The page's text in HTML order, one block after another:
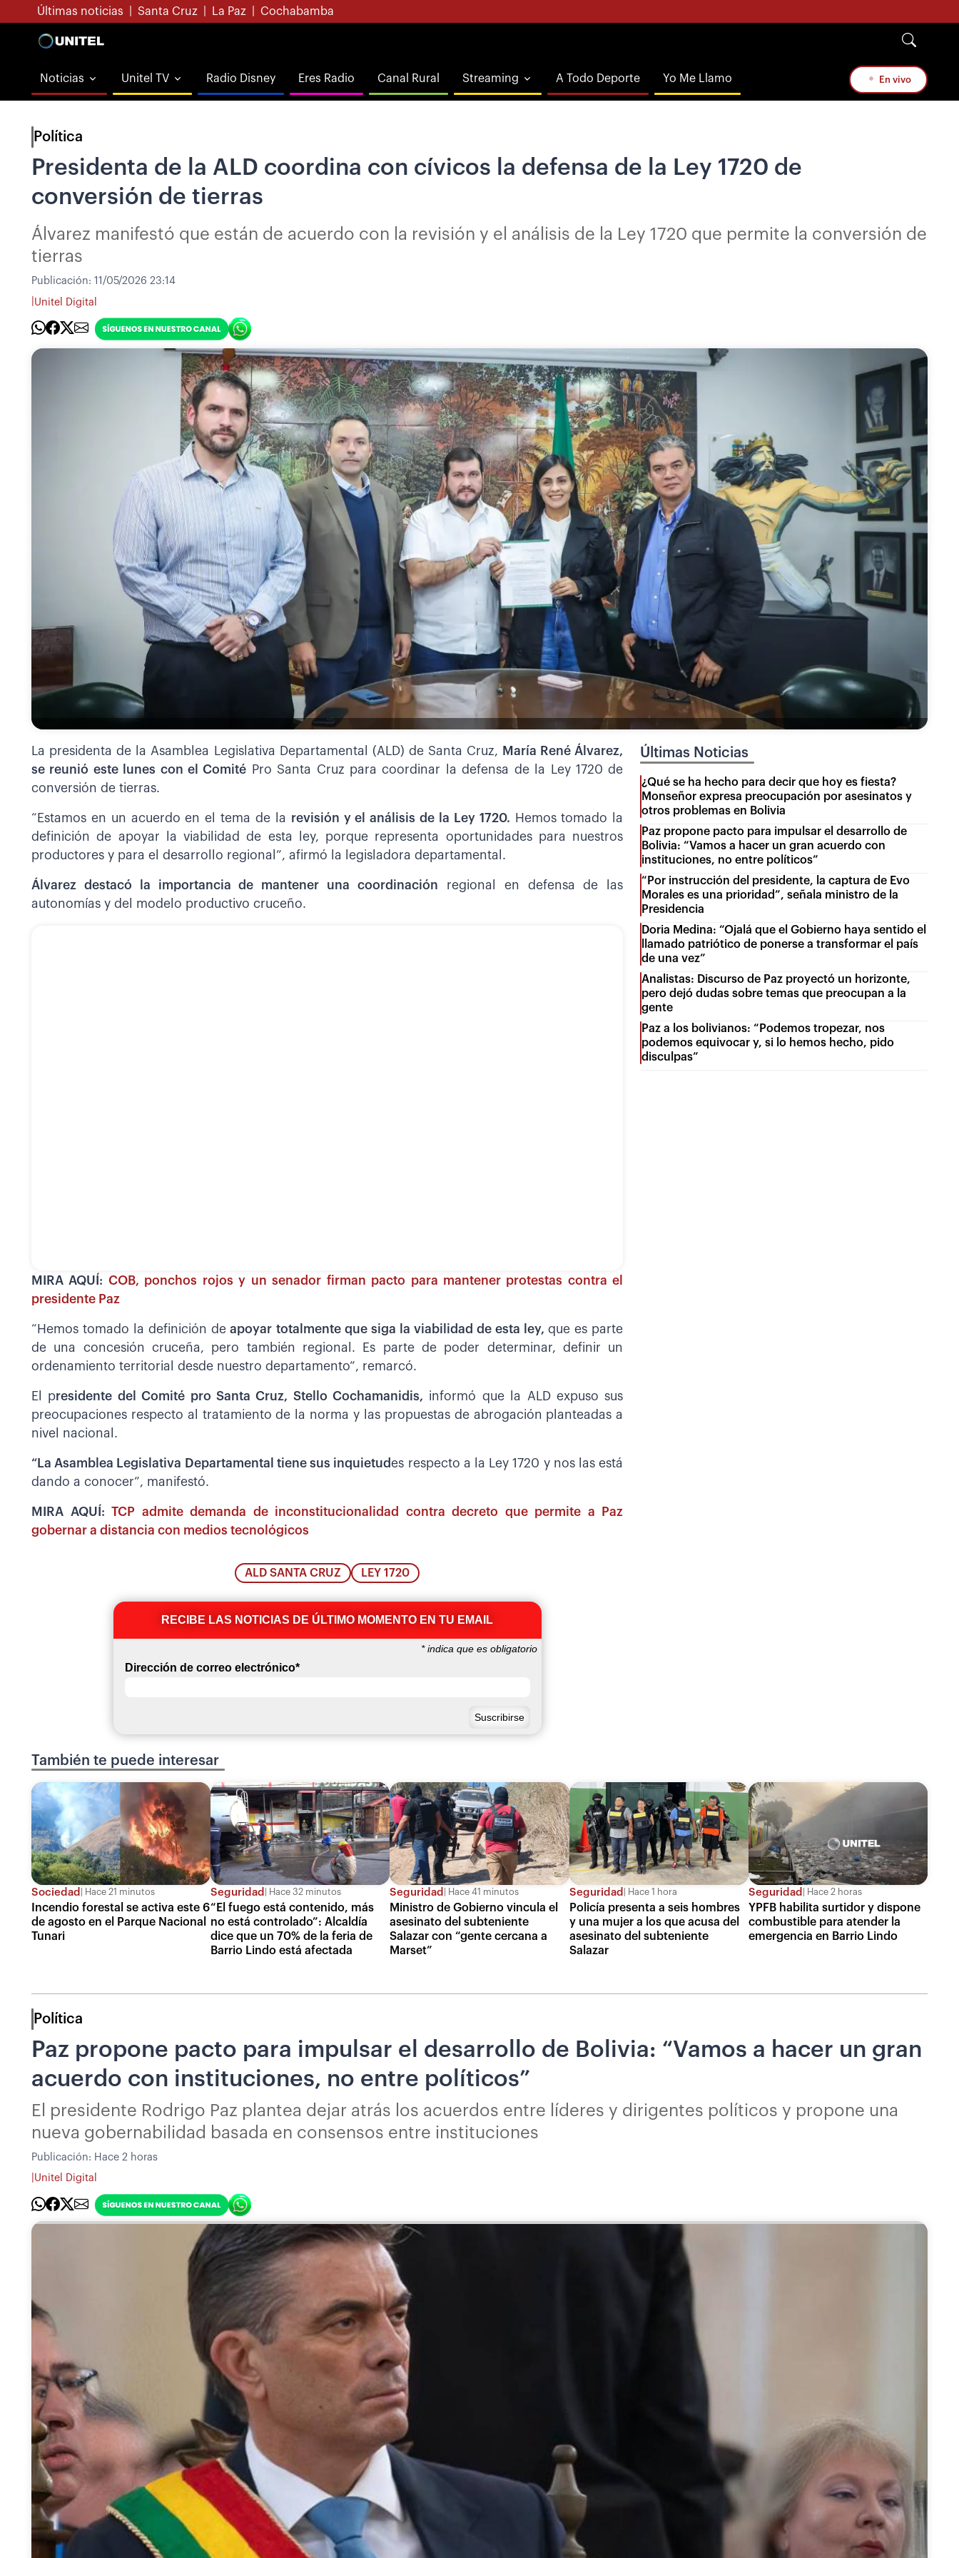
Últimas noticias Santa Cruz La Paz Cochabamba
Noticias Unitel TV Radio Disney Eres Radio Canal Rural Streaming A Todo Deporte Yo Me Llamo En vivo
Política
Presidenta de la ALD coordina con cívicos la defensa de la Ley 1720 de
conversión de tierras
Álvarez manifestó que están de acuerdo con la revisión y el análisis de la Ley 1720 que permite la conversión de
tierras
Publicación: 11/05/2026 23:14
Unitel Digital
La presidenta de la Asamblea Legislativa Departamental (ALD) de Santa Cruz, María René Álvarez,
se reunió este lunes con el Comité Pro Santa Cruz para coordinar la defensa de la Ley 1720 de
conversión de tierras.
“Estamos en un acuerdo en el tema de la revisión y el análisis de la Ley 1720. Hemos tomado la
definición de apoyar la viabilidad de esta ley, porque representa oportunidades para nuestros
productores y para el desarrollo regional”, afirmó la legisladora departamental.
Álvarez destacó la importancia de mantener una coordinación regional en defensa de las
autonomías y del modelo productivo cruceño.
MIRA AQUÍ: COB, ponchos rojos y un senador firman pacto para mantener protestas contra el
presidente Paz
“Hemos tomado la definición de apoyar totalmente que siga la viabilidad de esta ley,que es parte
de una concesión cruceña, pero también regional. Es parte de poder determinar, definir un
ordenamiento territorial desde nuestro departamento”, remarcó.
El presidente del Comité pro Santa Cruz, Stello Cochamanidis, informó que la ALD expuso sus
preocupaciones respecto al tratamiento de la norma y las propuestas de abrogación planteadas a
nivel nacional.
“La Asamblea Legislativa Departamental tiene sus inquietudes respecto a la Ley 1720 y nos las está
dando a conocer”, manifestó.
MIRA AQUÍ:TCP admite demanda de inconstitucionalidad contra decreto que permite a Paz
gobernar a distancia con medios tecnológicos
ALD SANTA CRUZ LEY 1720
RECIBE LAS NOTICIAS DE ÚLTIMO MOMENTO EN TU EMAIL
*indica que es obligatorio
Dirección de correo electrónico*
Últimas Noticias
¿Qué se ha hecho para decir que hoy es fiesta?
Monseñor expresa preocupación por asesinatos y
otros problemas en Bolivia
Paz propone pacto para impulsar el desarrollo de
Bolivia: “Vamos a hacer un gran acuerdo con
instituciones, no entre políticos”
“Por instrucción del presidente, la captura de Evo
Morales es una prioridad”, señala ministro de la
Presidencia
Doria Medina: “Ojalá que el Gobierno haya sentido el
llamado patriótico de ponerse a transformar el país
de una vez”
Analistas: Discurso de Paz proyectó un horizonte,
pero dejó dudas sobre temas que preocupan a la
gente
Paz a los bolivianos: “Podemos tropezar, nos
podemos equivocar y, si lo hemos hecho, pido
disculpas”
También te puede interesar
Sociedad Hace 21 minutos
Incendio forestal se activa este 6
de agosto en el Parque Nacional
Tunari
Seguridad Hace 32 minutos
“El fuego está contenido, más
no está controlado”: Alcaldía
dice que un 70% de la feria de
Barrio Lindo está afectada
Seguridad Hace 41 minutos
Ministro de Gobierno vincula el
asesinato del subteniente
Salazar con “gente cercana a
Marset”
Seguridad Hace 1 hora
Policía presenta a seis hombres
y una mujer a los que acusa del
asesinato del subteniente
Salazar
Seguridad Hace 2 horas
YPFB habilita surtidor y dispone
combustible para atender la
emergencia en Barrio Lindo
Política
Paz propone pacto para impulsar el desarrollo de Bolivia: “Vamos a hacer un gran
acuerdo con instituciones, no entre políticos”
El presidente Rodrigo Paz plantea dejar atrás los acuerdos entre líderes y dirigentes políticos y propone una
nueva gobernabilidad basada en consensos entre instituciones
Publicación: Hace 2 horas
Unitel Digital